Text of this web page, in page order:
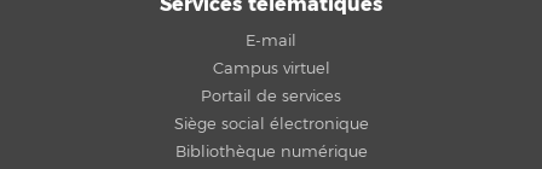
E-mail
Campus virtuel
Portail de services
Siège social électronique
Bibliothèque numérique